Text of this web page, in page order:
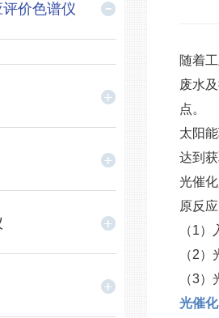
价色谱仪
随着
废水
点。
太阳
达到
光催
原反
（1
（2
（3
光催